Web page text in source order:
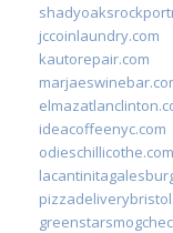
jccoinlaundry.com
kautorepair.com
ideacoffeenyc.com
odieschillicothe.com